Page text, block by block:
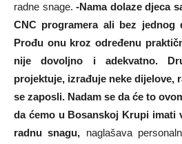
radne snage. -Nama dolaze djeca
CNC programera ali bez jednog
Prođu onu kroz određenu
nije dovoljno i adekvatno.
projektuje, izrađuje neke dijelove,
se zaposli. Nadam se da će to
da ćemo u Bosanskoj Krupi imati
radnu snagu, naglašava